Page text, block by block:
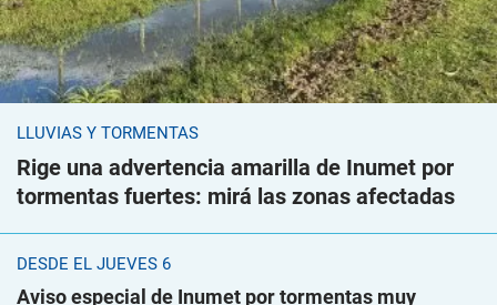
LLUVIAS Y TORMENTAS
Rige una advertencia amarilla de Inumet por
tormentas fuertes: mirá las zonas afectadas
DESDE EL JUEVES 6
Aviso especial de Inumet por tormentas muy